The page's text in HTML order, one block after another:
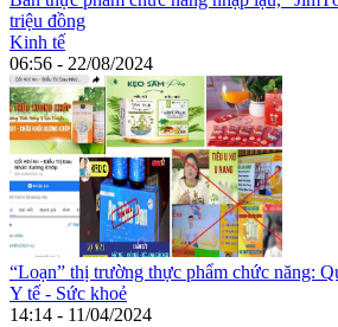
triệu đồng
Kinh tế
06:56 - 22/08/2024
“Loạn” thị trường thực phẩm chức năng:
Y tế - Sức khoẻ
14:14 - 11/04/2024